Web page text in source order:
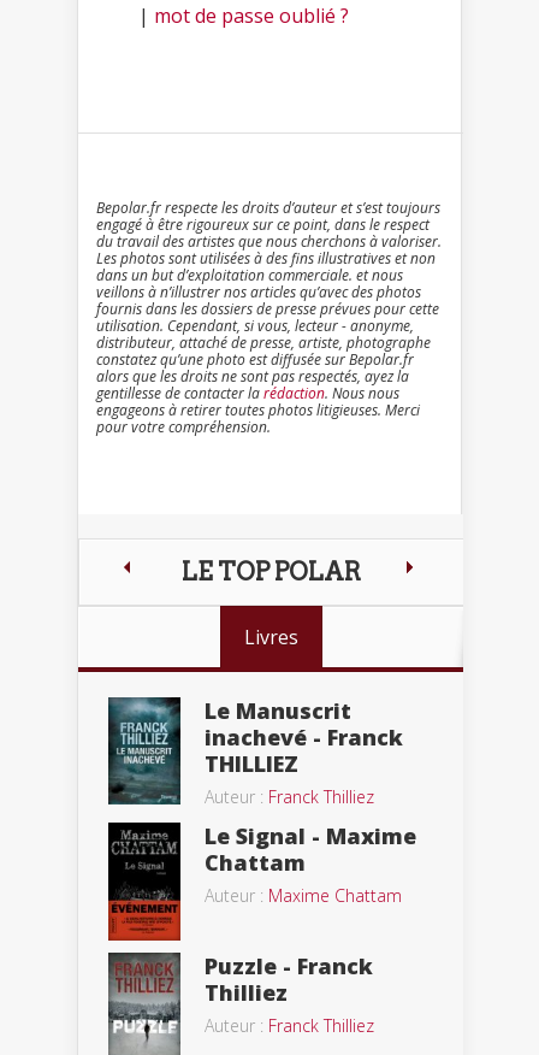
| mot de passe oublié ?
Bepolar.fr respecte les droits d’auteur et s’est toujours
engagé à être rigoureux sur ce point, dans le respect
du travail des artistes que nous cherchons à valoriser.
Les photos sont utilisées à des fins illustratives et non
dans un but d’exploitation commerciale. et nous
veillons à n’illustrer nos articles qu’avec des photos
fournis dans les dossiers de presse prévues pour cette
utilisation. Cependant, si vous, lecteur - anonyme,
distributeur, attaché de presse, artiste, photographe
constatez qu’une photo est diffusée sur Bepolar.fr
alors que les droits ne sont pas respectés, ayez la
gentillesse de contacter larédaction. Nous nous
engageons à retirer toutes photos litigieuses. Merci
pour votre compréhension.
LE TOP POLAR
Livres
Le Manuscrit
inachevé - Franck
THILLIEZ
Auteur : Franck Thilliez
Le Signal - Maxime
Chattam
Auteur : Maxime Chattam
Puzzle - Franck
Thilliez
Auteur : Franck Thilliez